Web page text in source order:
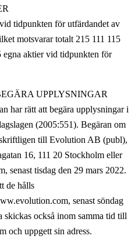
tidpunkten för utfärdandet av
motsvarar totalt 215 111 115
egna aktier vid tidpunkten för
UPPLYSNINGAR
har rätt att begära upplysningar i
(2005:551). Begäran om
till Evolution AB (publ),
16, 111 20 Stockholm eller
senast tisdag den 29 mars 2022.
de hålls
senast söndag
också inom samma tid till
och uppgett sin adress.